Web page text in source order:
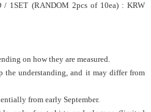
/ 1SET (RANDOM 2pcs of 10ea) : KRW
on how they are measured.
the understanding, and it may differ from
from early September.